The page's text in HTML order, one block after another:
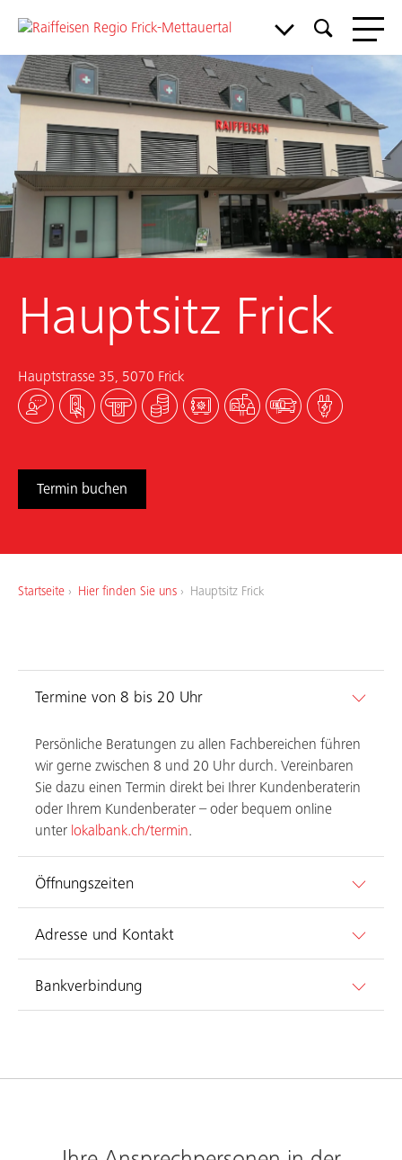
Meine Bank
Service & Support
Mitgliedschaft
Über uns
Arbeiten bei uns
Hauptsitz Frick
Hauptstrasse 35, 5070 Frick
Termin buchen
Startseite Hier finden Sie uns Hauptsitz Frick
Termine von 8 bis 20 Uhr
Persönliche Beratungen zu allen Fachbereichen führen
wir gerne zwischen 8 und 20 Uhr durch. Vereinbaren
Sie dazu einen Termin direkt bei Ihrer Kundenberaterin
oder Ihrem Kundenberater – oder bequem online
unter lokalbank.ch/termin.
Öffnungszeiten
Adresse und Kontakt
Bankverbindung